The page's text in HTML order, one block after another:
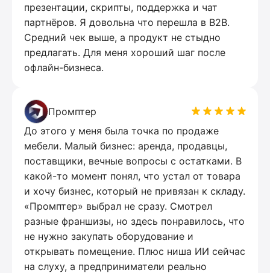
презентации, скрипты, поддержка и чат
партнёров. Я довольна что перешла в B2B.
Средний чек выше, а продукт не стыдно
предлагать. Для меня хороший шаг после
офлайн-бизнеса.
Промптер
До этого у меня была точка по продаже
мебели. Малый бизнес: аренда, продавцы,
поставщики, вечные вопросы с остатками. В
какой-то момент понял, что устал от товара
и хочу бизнес, который не привязан к складу.
«Промптер» выбрал не сразу. Смотрел
разные франшизы, но здесь понравилось, что
не нужно закупать оборудование и
открывать помещение. Плюс ниша ИИ сейчас
на слуху, а предприниматели реально